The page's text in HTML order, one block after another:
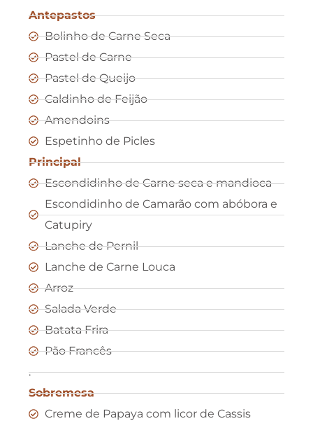
Antepastos
Bolinho de Carne Seca
Pastel de Carne
Pastel de Queijo
Caldinho de Feijão
Amendoins
Espetinho de Picles
Principal
Escondidinho de Carne seca e mandioca
Escondidinho de Camarão com abóbora e
Catupiry
Lanche de Pernil
Lanche de Carne Louca
Arroz
Salada Verde
Batata Frira
Pão Francês
.
Sobremesa
Creme de Papaya com licor de Cassis